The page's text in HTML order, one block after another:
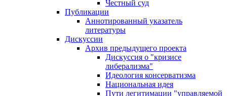
Честный суд
Публикации
Аннотированный указатель
литературы
Дискуссии
Архив предыдущего проекта
Дискуссия о "кризисе
либерализма"
Идеология консерватизма
Национальная идея
Пути легитимации "управляемой